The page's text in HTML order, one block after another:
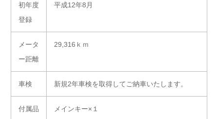
初年度
登録
平成12年8月
メータ
ー距離
29,316ｋｍ
車検 新規2年車検を取得してご納車いたします。
付属品 メインキー×１